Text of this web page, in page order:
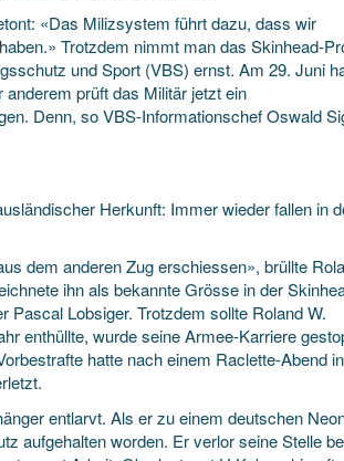
«Das Milizsystem führt dazu, dass wir
Trotzdem nimmt man das Skinhead-
und Sport (VBS) ernst. Am 29. Juni
prüft das Militär jetzt ein
Denn, so VBS-Informationschef Oswald
Herkunft: Immer wieder fallen in
dem anderen Zug erschiessen», brüllte
ihn als bekannte Grösse in der
Pascal Lobsiger. Trotzdem sollte Roland W.
enthüllte, wurde seine Armee-Karriere
hatte nach einem Raclette-Abend
entlarvt. Als er zu einem deutschen
aufgehalten worden. Er verlor seine Stelle